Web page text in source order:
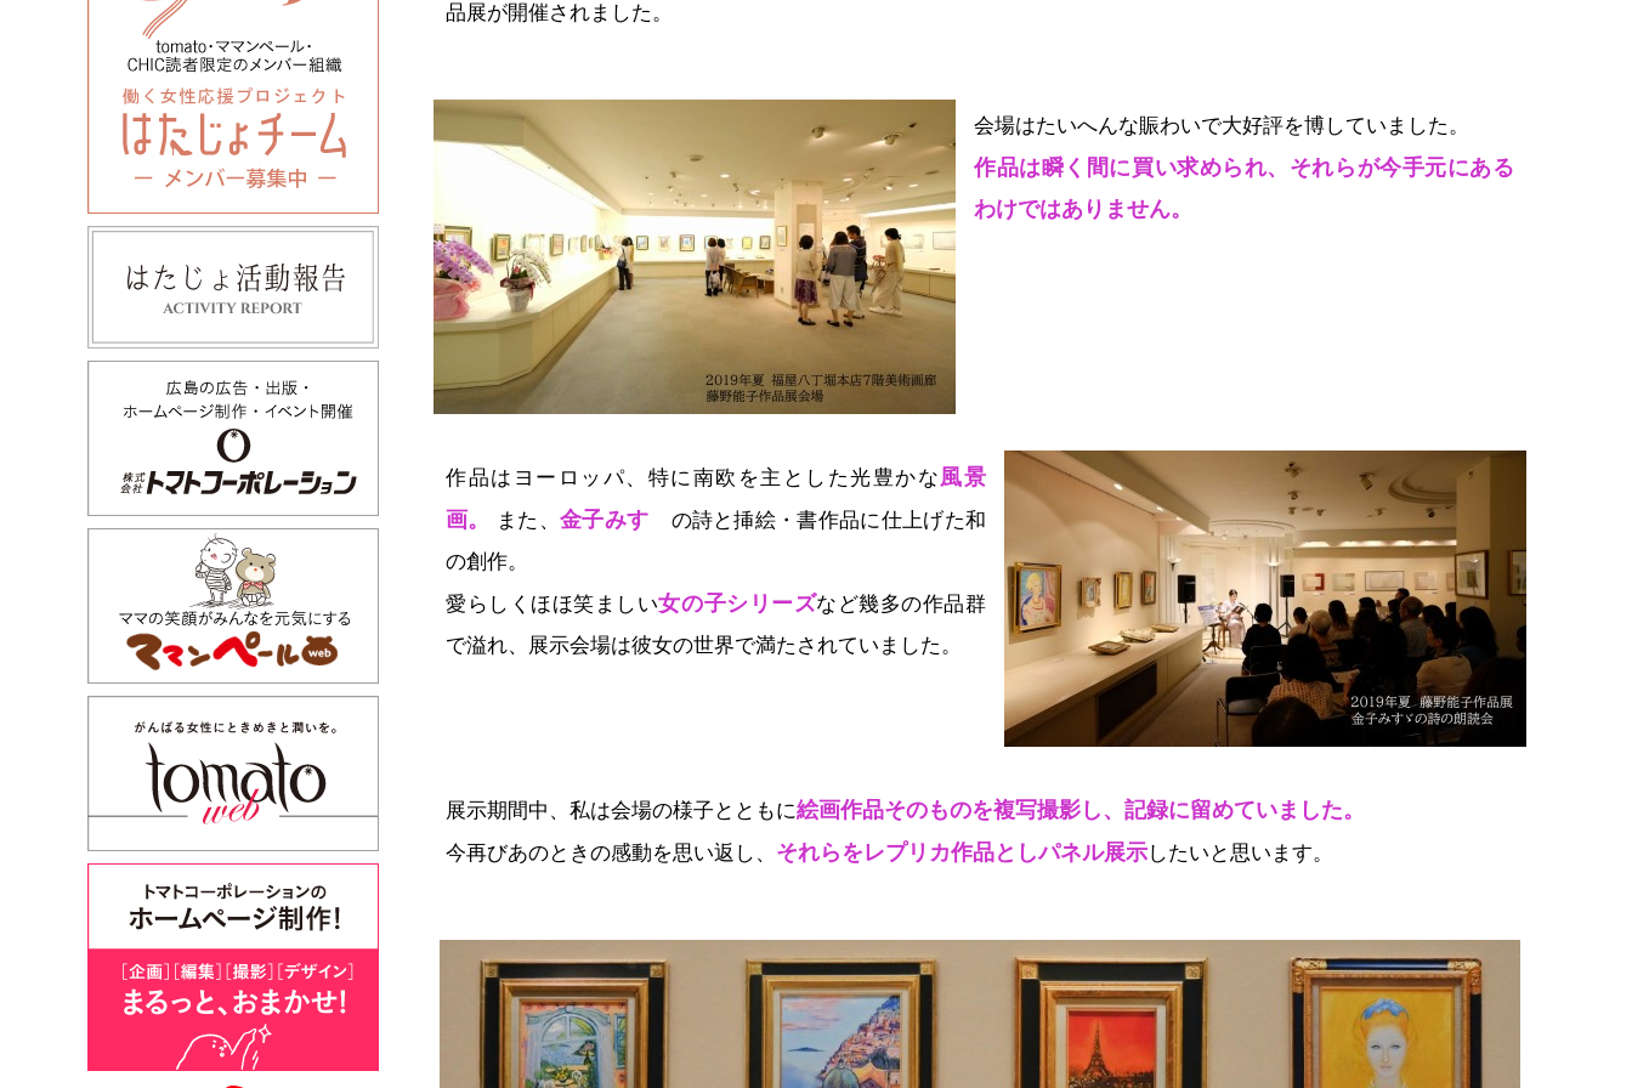
品展が開催されました。
会場はたいへんな賑わいで大好評を博していました。
作品は瞬く間に買い求められ、それらが今手元にある
わけではありません。
作品はヨーロッパ、特に南欧を主とした光豊かな風景
画。
また、 金子みすゞ の詩と挿絵・書作品に仕上げた和
の創作。
愛らしくほほ笑ましい女の子シリーズなど幾多の作品群
で溢れ、展示会場は彼女の世界で満たされていました。
展示期間中、私は会場の様子とともに絵画作品そのものを複写撮影し、記録に留めていました。
今再びあのときの感動を思い返し、 それらをレプリカ作品としパネル展示したいと思います。